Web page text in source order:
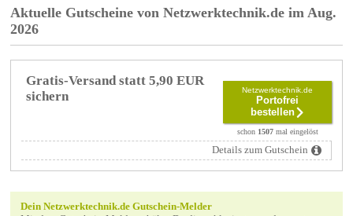
Aktuelle Gutscheine von Netzwerktechnik.de im Aug.
2026
Gratis-Versand statt 5,90 EUR
sichern
Netzwerktechnik.de
Portofrei
bestellen
schon 1507mal eingelöst
Details zum Gutschein
Dein Netzwerktechnik.de Gutschein-Melder